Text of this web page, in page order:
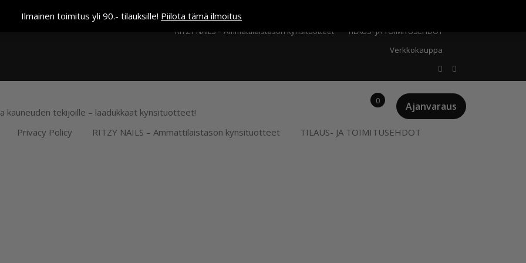
Ilmainen toimitus yli 90.- tilauksille! Piilota tämä ilmoitusKassa
RITZY NAILS – Ammattilaistason kynsituotteet
TILAUS- JA TOIMITUSEHDOT
Verkkokauppa
kauneuden tekijöille – laadukkaat kynsituotteet! Ajanvaraus
0
Privacy Policy RITZY NAILS – Ammattilaistason kynsituotteet TILAUS- JA TOIMITUSEHDOT